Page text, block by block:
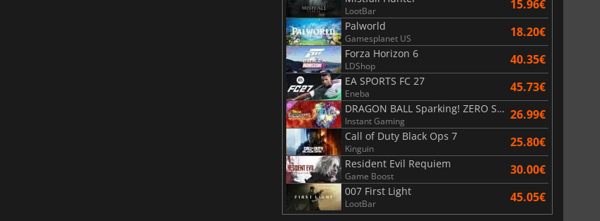
LootBar 15.96€
Palworld
Gamesplanet US 18.20€
Forza Horizon 6
LDShop 40.35€
EA SPORTS FC 27
Eneba 45.73€
DRAGON BALL Sparking! ZERO Super Limit Breaking NEO
Instant Gaming 26.99€
Call of Duty Black Ops 7
Kinguin 25.80€
Resident Evil Requiem
Game Boost 30.00€
007 First Light
LootBar 45.05€